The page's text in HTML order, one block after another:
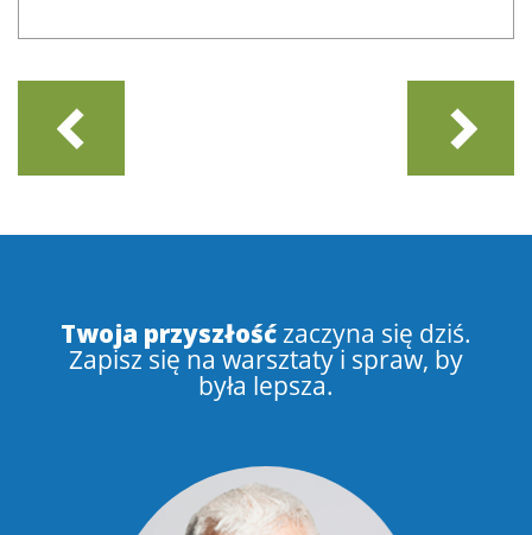
Twoja przyszłośćzaczyna się dziś.
Zapisz się na warsztaty i spraw, by
była lepsza.